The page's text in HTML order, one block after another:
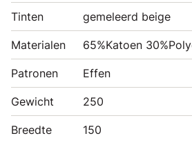
Tinten gemeleerd beige
Materialen 65%Katoen
Patronen Effen
Gewicht 250
Breedte 150